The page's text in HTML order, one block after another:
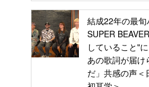
結成22年の最旬
SUPER
していること"
あの歌詞が届け
だ」共感の声＜